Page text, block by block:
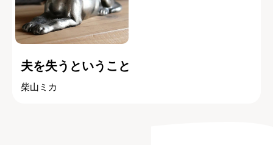
夫を失うということ
柴山ミカ